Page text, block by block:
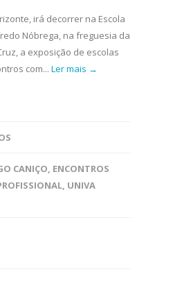
irá decorrer na Escola
Nóbrega, na freguesia da
a exposição de escolas
com... Ler mais →
CANIÇO, ENCONTROS
, UNIVA